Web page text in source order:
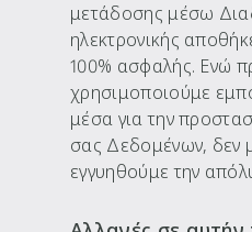
μετάδοσης μέσω
ηλεκτρονικής
100% ασφαλής. Ενώ
χρησιμοποιούμε
μέσα για την
σας Δεδομένων, δεν
εγγυηθούμε την